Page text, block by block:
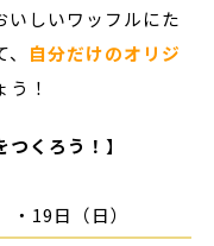
いしいワッフルにた
自分だけのオリジ
！
つくろう！】
・19日（日）